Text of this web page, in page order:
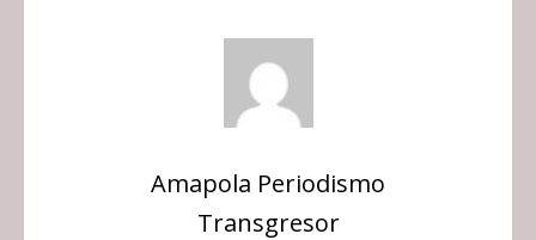
Amapola Periodismo
Transgresor